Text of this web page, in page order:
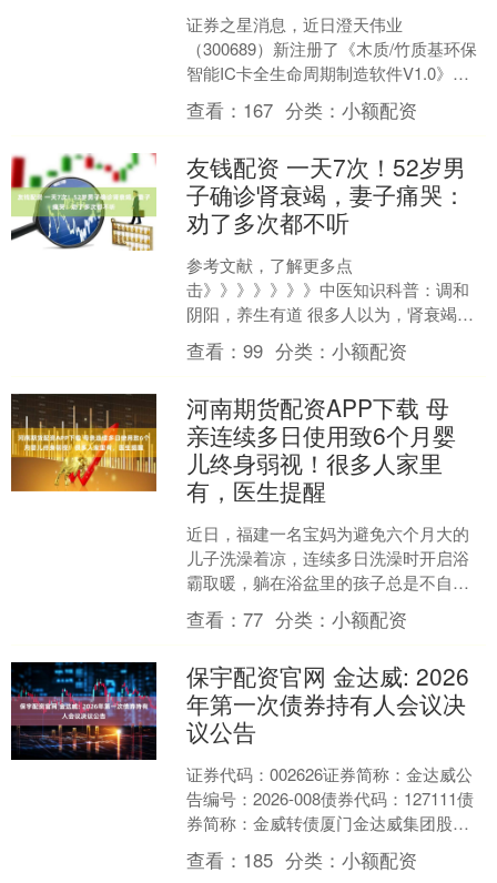
证券之星消息，近日澄天伟业
（300689）新注册了《木质/竹质基环保
智能IC卡全生命周期制造软件V1.0》项
目的软件著作权。今年以来澄天伟业新
注册软件著作权1个....
查看： 167 分类：小额配资
友钱配资 一天7次！52岁男
子确诊肾衰竭，妻子痛哭：
劝了多次都不听
参考文献，了解更多点
击》》》》》》》中医知识科普：调和
阴阳，养生有道 很多人以为，肾衰竭是
老年病。直到这位52岁的男子，被医生
下了诊断书——慢性肾衰竭。他的妻
查看：99 分类：小额配资
河南期货配资APP下载 母
亲连续多日使用致6个月婴
儿终身弱视！很多人家里
有，医生提醒
近日，福建一名宝妈为避免六个月大的
儿子洗澡着凉，连续多日洗澡时开启浴
霸取暖，躺在浴盆里的孩子总是不自觉
地望向浴霸灯光。 没过多久，孩子开始
异常怕光，一见亮光就烦....
查看：77 分类：小额配资
保宇配资官网 金达威: 2026
年第一次债券持有人会议决
议公告
证券代码：002626证券简称：金达威公
告编号：2026-008债券代码：127111债
券简称：金威转债厦门金达威集团股份
有限公司本公司及董事会全体成员保证
信息....
查看： 185 分类：小额配资